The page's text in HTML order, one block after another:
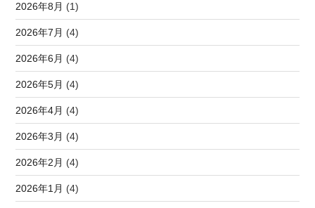
2026年8月 (1)
2026年7月 (4)
2026年6月 (4)
2026年5月 (4)
2026年4月 (4)
2026年3月 (4)
2026年2月 (4)
2026年1月 (4)